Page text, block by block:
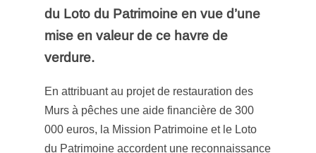
du Loto du Patrimoine en vue d’une
mise en valeur de ce havre de
verdure.
En attribuant au projet de restauration des
Murs à pêches une aide financière de 300
000 euros, la Mission Patrimoine et le Loto
du Patrimoine accordent une reconnaissance